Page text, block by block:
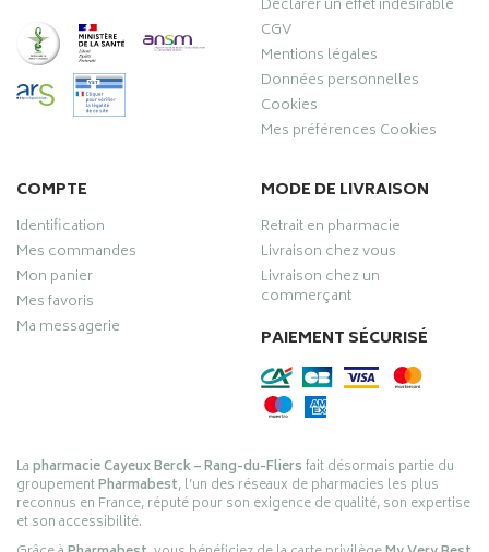
Déclarer un effet indésirable
CGV
Mentions légales
Données personnelles
Cookies
Mes préférences Cookies
COMPTE
Identification
Mes commandes
Mon panier
Mes favoris
Ma messagerie
MODE DE LIVRAISON
Retrait en pharmacie
Livraison chez vous
Livraison chez un
commerçant
PAIEMENT SÉCURISÉ
Lapharmacie Cayeux Berck – Rang-du-Fliersfait désormais partie du
groupementPharmabest, l’un des réseaux de pharmacies les plus
reconnus en France, réputé pour son exigence de qualité, son expertise
et son accessibilité.